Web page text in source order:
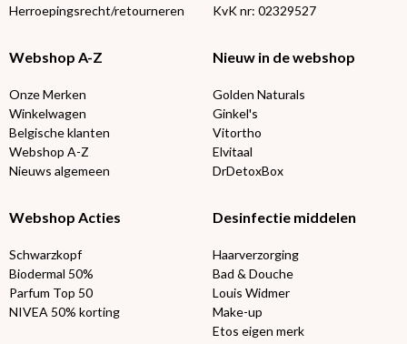
Herroepingsrecht/retourneren
KvK nr: 02329527
Webshop A-Z
Onze Merken
Winkelwagen
Belgische klanten
Webshop A-Z
Nieuws algemeen
Nieuw in de webshop
Golden Naturals
Ginkel's
Vitortho
Elvitaal
DrDetoxBox
Webshop Acties
Schwarzkopf
Biodermal 50%
Parfum Top 50
NIVEA 50% korting
Desinfectie middelen
Haarverzorging
Bad & Douche
Louis Widmer
Make-up
Etos eigen merk